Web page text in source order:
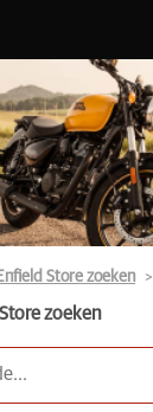
Store zoeken
zoeken